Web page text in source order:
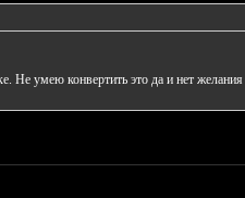
умею конвертить это да и нет желания